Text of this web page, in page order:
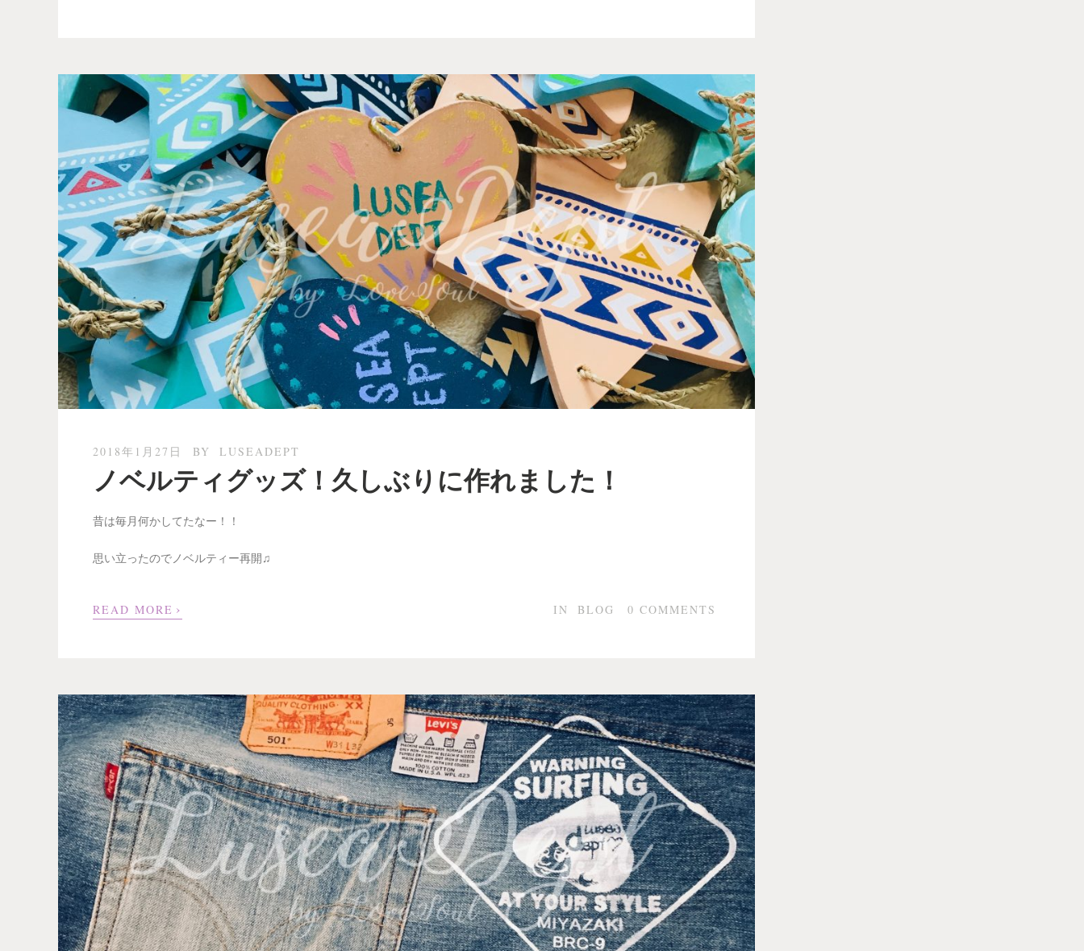
2018年1月27日 BY LUSEADEPT
ノベルティグッズ！久しぶりに作れました！
昔は毎月何かしてたなー！！
思い立ったのでノベルティー再開♫
READ MORE › IN BLOG 0 COMMENTS